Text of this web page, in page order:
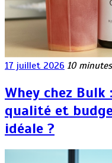
17 juillet 2026 10 minutes
Whey chez
qualité et
idéale ?